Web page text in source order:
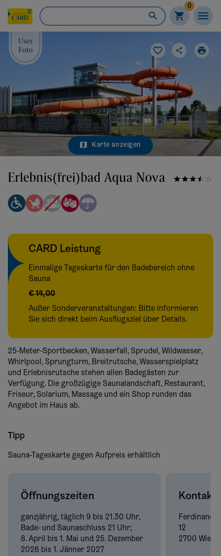
0
Karte anzeigen
Erlebnis(frei)bad Aqua Nova
CARD Leistung
Einmalige Tageskarte für den Badebereich ohne
Sauna
€ 14,00
Außer Sonderveranstaltungen: Bitte informieren
Sie sich direkt beim Ausflugsziel über Details.
25-Meter-Sportbecken, Wasserfall, Sprudel, Wildwasser,
Whirlpool, Sprungturm, Breitrutsche, Wasserspielplatz
und Erlebnisrutsche stehen allen Badegästen zur
Verfügung. Die großzügige Saunalandschaft, Restaurant,
Friseur, Solarium, Massage und ein Shop runden das
Angebot im Haus ab.
Tipp
Sauna-Tageskarte gegen Aufpreis erhältlich
Öffnungszeiten
ganzjährig, täglich 9 bis 21.30 Uhr,
Bade- und Saunaschluss 21 Uhr;
8. April bis 1. Mai und 25. Dezember
2026 bis 1. Jänner 2027
Kontakt
Ferdinand
12
2700